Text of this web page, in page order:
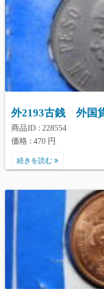
外2193古銭 外国
商品ID : 228554
価格 : 470 円
続きを読む